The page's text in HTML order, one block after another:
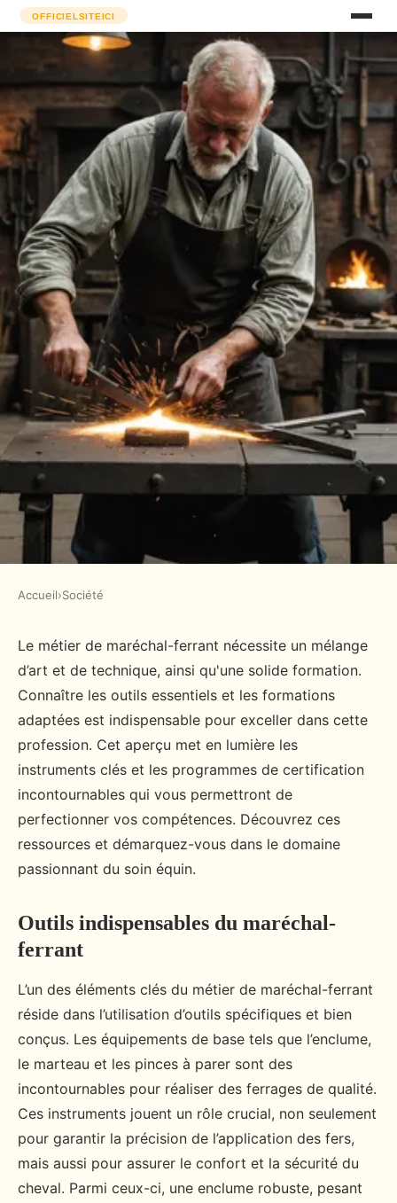
Marechal ferrant : découvrez les
outils et formations
incontournables
admin•14 janvier 2025•4 min de lecture
Accueil›Société
Le métier de maréchal-ferrant nécessite un mélange
d’art et de technique, ainsi qu'une solide formation.
Connaître les outils essentiels et les formations
adaptées est indispensable pour exceller dans cette
profession. Cet aperçu met en lumière les
instruments clés et les programmes de certification
incontournables qui vous permettront de
perfectionner vos compétences. Découvrez ces
ressources et démarquez-vous dans le domaine
passionnant du soin équin.
Outils indispensables du maréchal-
ferrant
L’un des éléments clés du métier de maréchal-ferrant
réside dans l’utilisation d’outils spécifiques et bien
conçus. Les équipements de base tels que l’enclume,
le marteau et les pinces à parer sont des
incontournables pour réaliser des ferrages de qualité.
Ces instruments jouent un rôle crucial, non seulement
pour garantir la précision de l’application des fers,
mais aussi pour assurer le confort et la sécurité du
cheval. Parmi ceux-ci, une enclume robuste, pesant